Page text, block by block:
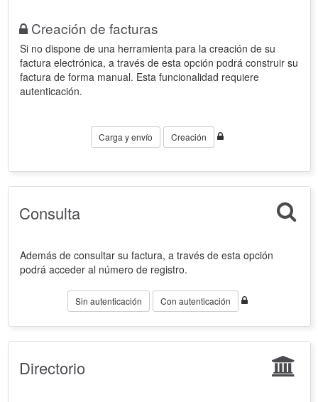
Creación de facturas
Si no dispone de una herramienta para la creación de su
factura electrónica, a través de esta opción podrá construir su
factura de forma manual. Esta funcionalidad requiere
autenticación.
Carga y envío Creación
Consulta
Además de consultar su factura, a través de esta opción
podrá acceder al número de registro.
Sin autenticación Con autenticación
Directorio